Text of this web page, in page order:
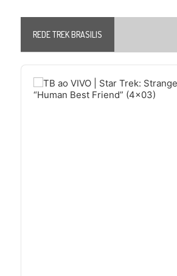
REDE TREK BRASILIS
Audio
Player